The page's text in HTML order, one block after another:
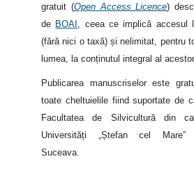
gratuit (Open Access Licence)
de BOAI , ceea ce implică accesul
(fără nici o taxă) și nelimitat, pentru
lumea, la conținutul integral al
Publicarea manuscriselor este
toate cheltuielile fiind suportate de
Facultatea de Silvicultură din
Universități „Ștefan cel Mare”
Suceava.